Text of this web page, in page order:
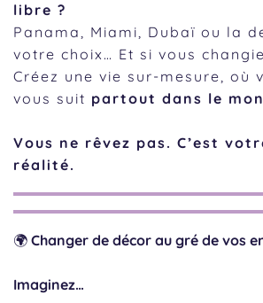
libre ?
Panama, Miami, Dubaï ou la
votre choix… Et si vous
Créez une vie sur-mesure, où
vous suit partout dans le
Vous ne rêvez pas. C’est
réalité.
🌍 Changer de décor au gré de vos
Imaginez…